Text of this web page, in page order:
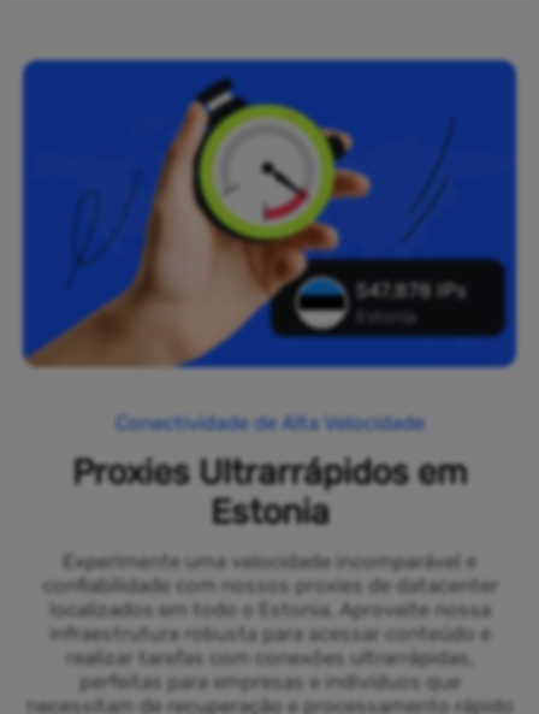
547,878 IPs
Estonia
Conectividade de Alta Velocidade
Proxies Ultrarrápidos em
Estonia
Experimente uma velocidade incomparável e
confiabilidade com nossos proxies de datacenter
localizados em todo o Estonia. Aproveite nossa
infraestrutura robusta para acessar conteúdo e
realizar tarefas com conexões ultrarrápidas,
perfeitas para empresas e indivíduos que
necessitam de recuperação e processamento rápido